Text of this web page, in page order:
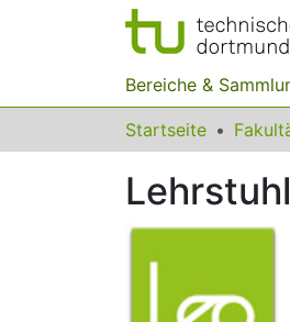
Bereiche &
Startseite